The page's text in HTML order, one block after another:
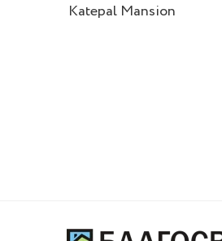
Katepal Mansion